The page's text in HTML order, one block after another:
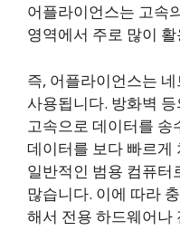
어플라이언스는 고속
영역에서 주로 많이
즉, 어플라이언스는
사용됩니다. 방화벽
고속으로 데이터를 송
데이터를 보다 빠르게
일반적인 범용 컴퓨
많습니다. 이에 따라
해서 전용 하드웨어나